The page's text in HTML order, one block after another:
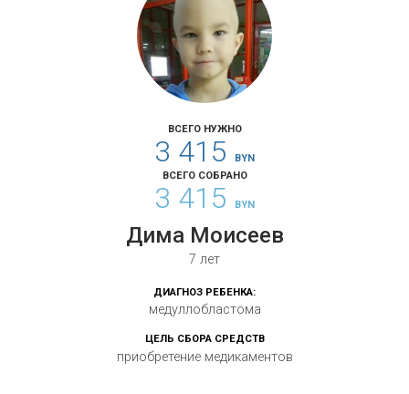
ВСЕГО НУЖНО
3 415
BYN
ВСЕГО СОБРАНО
3 415 BYN
Дима Моисеев
7 лет
ДИАГНОЗ РЕБЕНКА:
медуллобластома
ЦЕЛЬ СБОРА СРЕДСТВ
приобретение медикаментов